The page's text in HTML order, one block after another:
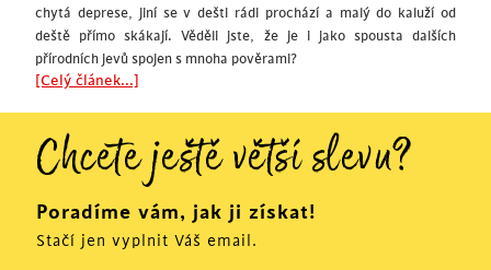
chytá deprese, jiní se v dešti rádi prochází a malý do kaluží od
deště přímo skákají. Věděli jste, že je i jako spousta dalších
přírodních jevů spojen s mnoha pověrami?
[Celý článek...]
Chcete ještě větší slevu?
Poradíme vám, jak ji získat!
Stačí jen vyplnit Váš email.